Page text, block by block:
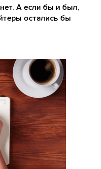
А если бы и был,
остались бы